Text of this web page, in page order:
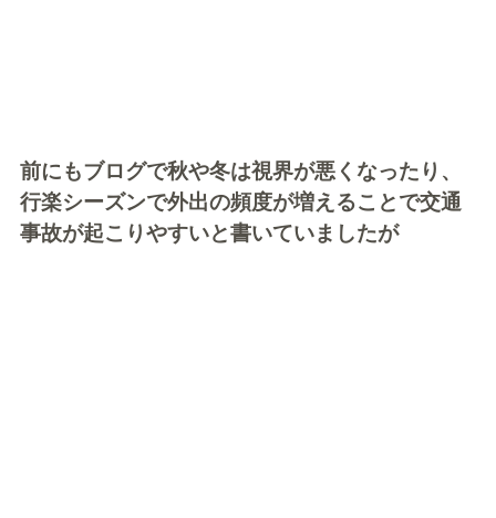
前にもブログで秋や冬は視界が悪くなったり、
行楽シーズンで外出の頻度が増えることで交通
事故が起こりやすいと書いていましたが